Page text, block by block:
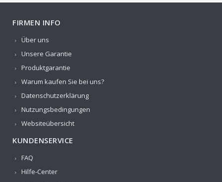
FIRMEN INFO
Über uns
Unsere Garantie
Produktgarantie
Warum kaufen Sie bei uns?
Datenschutzerklärung
Nutzungsbedingungen
Websiteübersicht
KUNDENSERVICE
FAQ
Hilfe-Center